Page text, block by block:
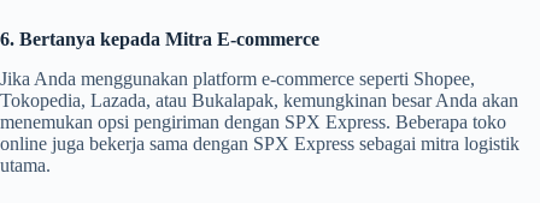
6. Bertanya kepada Mitra E-commerce
Jika Anda menggunakan platform e-commerce seperti Shopee,
Tokopedia, Lazada, atau Bukalapak, kemungkinan besar Anda akan
menemukan opsi pengiriman dengan SPX Express. Beberapa toko
online juga bekerja sama dengan SPX Express sebagai mitra logistik
utama.